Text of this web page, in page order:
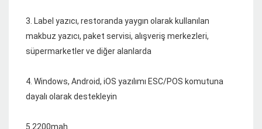
3. Label yazıcı, restoranda yaygın olarak kullanılan
makbuz yazıcı, paket servisi, alışveriş merkezleri,
4. Windows, Android, iOS yazılımı ESC/POS komutuna